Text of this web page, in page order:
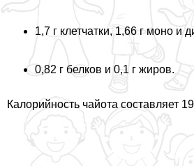
1,7 г клетчатки, 1,66 г моно и
0,82 г белков и 0,1 г жиров.
Калорийность чайота составляет